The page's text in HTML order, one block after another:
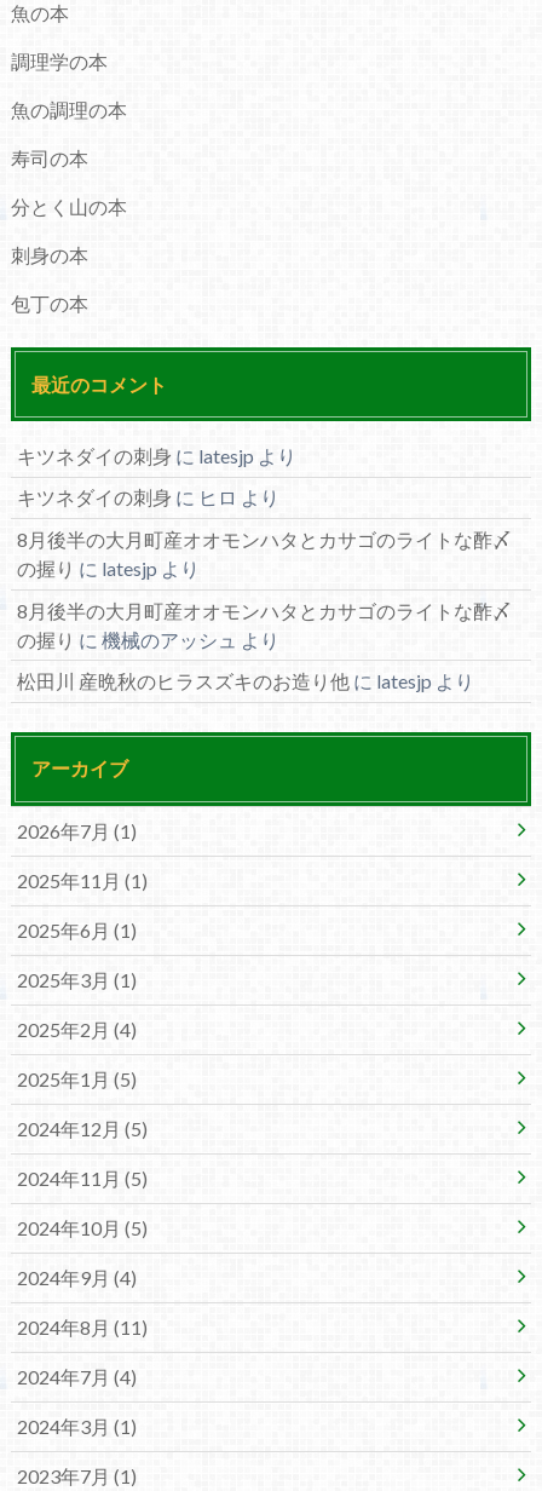
魚の本
調理学の本
魚の調理の本
寿司の本
分とく山の本
刺身の本
包丁の本
最近のコメント
キツネダイの刺身 に latesjp より
キツネダイの刺身 に ヒロ より
8月後半の大月町産オオモンハタとカサゴのライトな酢〆
の握り に latesjp より
8月後半の大月町産オオモンハタとカサゴのライトな酢〆
の握り に 機械のアッシュ
より
松田川 産晩秋のヒラスズキのお造り他に latesjp より
アーカイブ
2026年7月 (1)
2025年11月 (1)
2025年6月 (1)
2025年3月 (1)
2025年2月 (4)
2025年1月 (5)
2024年12月 (5)
2024年11月 (5)
2024年10月 (5)
2024年9月 (4)
2024年8月 (11)
2024年7月 (4)
2024年3月 (1)
2023年7月 (1)